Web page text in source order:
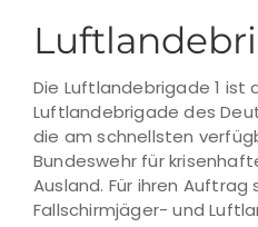
Die Luftlandebrigade 1 ist
Luftlandebrigade des
die am schnellsten
Bundeswehr für
Ausland. Für ihren Auftrag
Fallschirmjäger- und